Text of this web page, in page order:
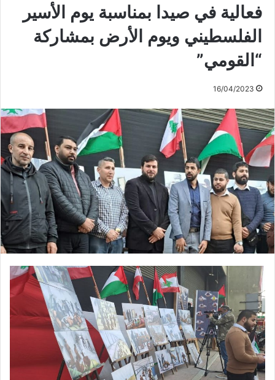
فعالية في صيدا بمناسبة يوم الأسير
الفلسطيني ويوم الأرض بمشاركة
“القومي”
16/04/2023